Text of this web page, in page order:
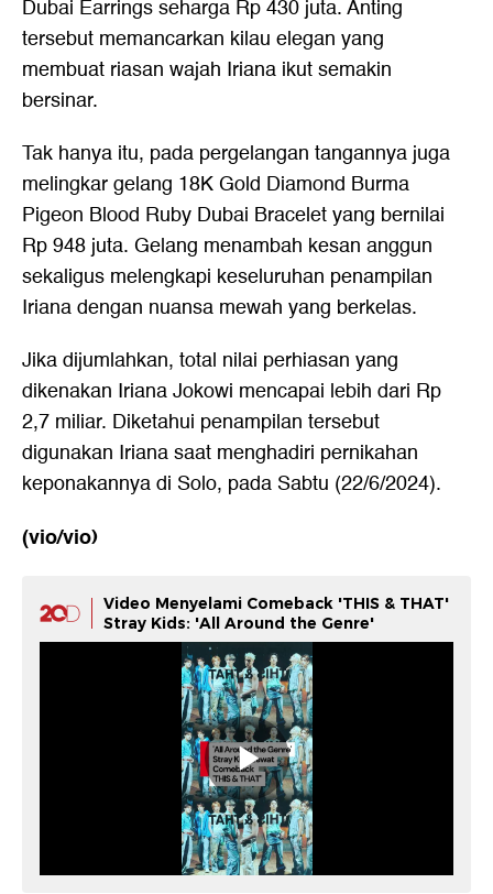
Dubai Earrings seharga Rp 430 juta. Anting
tersebut memancarkan kilau elegan yang
membuat riasan wajah Iriana ikut semakin
bersinar.
Tak hanya itu, pada pergelangan tangannya juga
melingkar gelang 18K Gold Diamond Burma
Pigeon Blood Ruby Dubai Bracelet yang bernilai
Rp 948 juta. Gelang menambah kesan anggun
sekaligus melengkapi keseluruhan penampilan
Iriana dengan nuansa mewah yang berkelas.
Jika dijumlahkan, total nilai perhiasan yang
dikenakan Iriana Jokowi mencapai lebih dari Rp
2,7 miliar. Diketahui penampilan tersebut
digunakan Iriana saat menghadiri pernikahan
keponakannya di Solo, pada Sabtu (22/6/2024).
(vio/vio)
Video Menyelami Comeback 'THIS & THAT'
Stray Kids: 'All Around the Genre'